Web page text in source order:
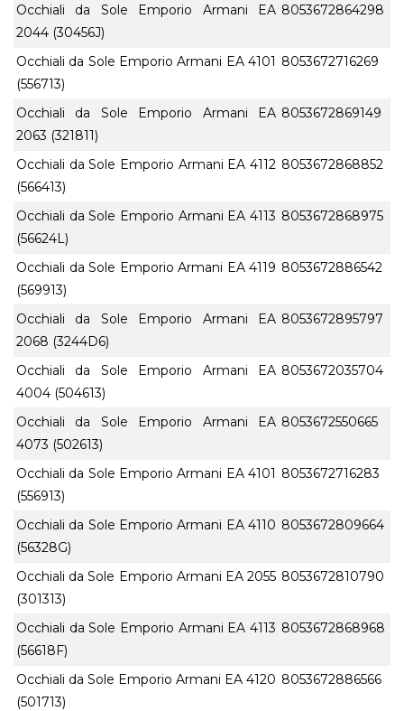
Occhiali da Sole Emporio Armani EA
2044 (30456J)
8053672864298
Occhiali da Sole Emporio Armani EA 4101
(556713)
8053672716269
Occhiali da Sole Emporio Armani EA
2063 (321811)
8053672869149
Occhiali da Sole Emporio Armani EA 4112
(566413)
8053672868852
Occhiali da Sole Emporio Armani EA 4113
(56624L)
8053672868975
Occhiali da Sole Emporio Armani EA 4119
(569913)
8053672886542
Occhiali da Sole Emporio Armani EA
2068 (3244D6)
8053672895797
Occhiali da Sole Emporio Armani EA
4004 (504613)
8053672035704
Occhiali da Sole Emporio Armani EA
4073 (502613)
8053672550665
Occhiali da Sole Emporio Armani EA 4101
(556913)
8053672716283
Occhiali da Sole Emporio Armani EA 4110
(56328G)
8053672809664
Occhiali da Sole Emporio Armani EA 2055
(301313)
8053672810790
Occhiali da Sole Emporio Armani EA 4113
(56618F)
8053672868968
Occhiali da Sole Emporio Armani EA 4120
(501713)
8053672886566